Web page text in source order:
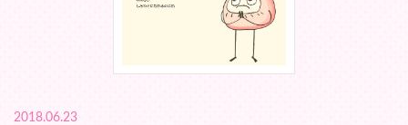
2018.06.23